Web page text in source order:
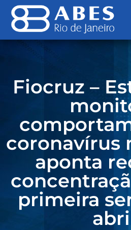
Fiocruz –
coronavírus
aponta
primeira